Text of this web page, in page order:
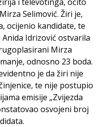
Selimović. Žiri je,
ocijenio kandidate, te
Idrizović ostvarila
Mirza
odnosno 23 boda.
je da žiri nije
te nije postupio
emisije „Zvijezda
osvojeni broj